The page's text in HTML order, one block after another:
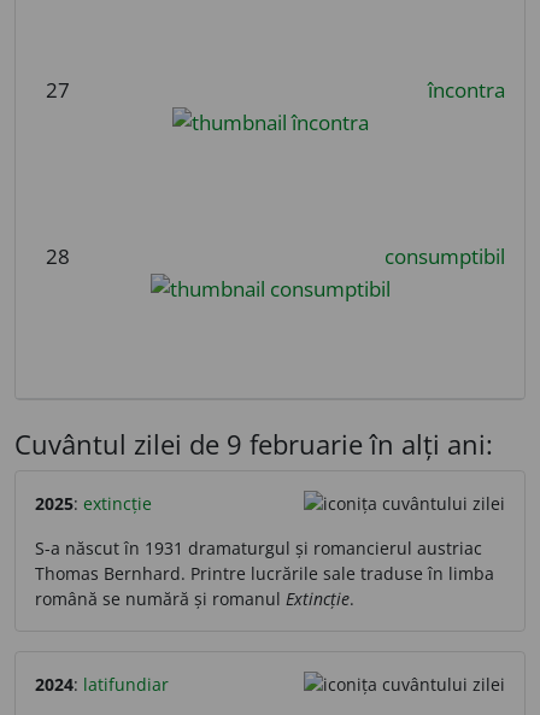
27 încontra
28 consumptibil
Cuvântul zilei de 9 februarie în alți ani:
2025: extincție
S-a născut în 1931 dramaturgul și romancierul austriac
Thomas Bernhard. Printre lucrările sale traduse în limba
română se numără și romanul Extincție.
2024: latifundiar